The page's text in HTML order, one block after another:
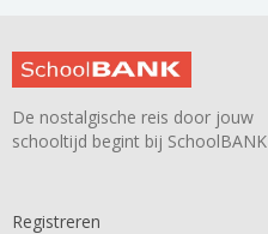
De nostalgische reis door jouw
schooltijd begint bij SchoolBANK
Registreren